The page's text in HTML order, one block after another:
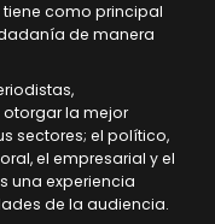
tiene como principal
de manera
la mejor
sectores; el político,
el empresarial y el
una experiencia
de la audiencia.